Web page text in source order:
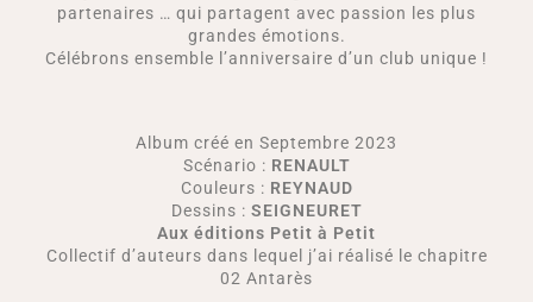
partenaires … qui partagent avec passion les plus
grandes émotions.
Célébrons ensemble l’anniversaire d’un club unique !
Album créé en Septembre 2023
Scénario : RENAULT
Couleurs : REYNAUD
Dessins : SEIGNEURET
Aux éditions Petit à Petit
Collectif d’auteurs dans lequel j’ai réalisé le chapitre
02 Antarès